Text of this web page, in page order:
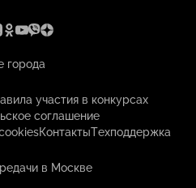
города
участия в конкурсах
соглашение
КонтактыТехподдержка
в Москве